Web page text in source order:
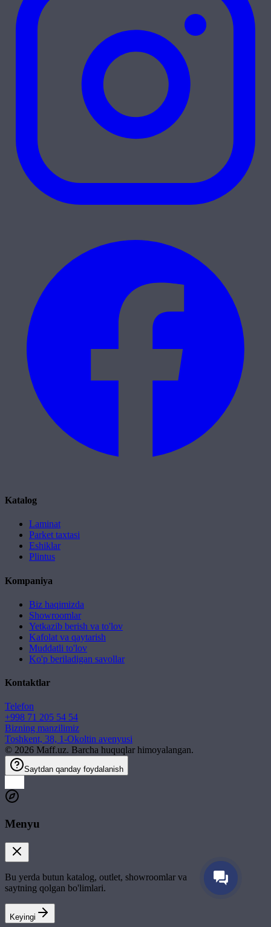
Katalog
Laminat
Parket taxtasi
Eshiklar
Plintus
Kompaniya
Biz haqimizda
Showroomlar
Yetkazib berish va to'lov
Kafolat va qaytarish
Muddatli to'lov
Ko'p beriladigan savollar
Kontaktlar
Telefon
+998 71 205 54 54
Bizning manzilimiz
Toshkent, 38, 1-Okoltin avenyusi
© 2026 Maff.uz. Barcha huquqlar himoyalangan.
Saytdan qanday foydalanish
Menyu
Bu yerda butun katalog, outlet, showroomlar va
saytning qolgan bo'limlari.
Keyingi